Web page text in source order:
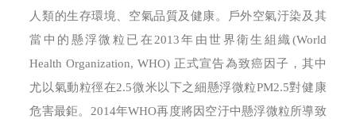
人類的生存環境、空氣品質及健康。戶外空氣汙染及其
當中的懸浮微粒已在2013年由世界衛生組織(World
Health Organization, WHO) 正式宣告為致癌因子，其中
尤以氣動粒徑在2.5微米以下之細懸浮微粒PM2.5對健康
危害最鉅。2014年WHO再度將因空汙中懸浮微粒所導致